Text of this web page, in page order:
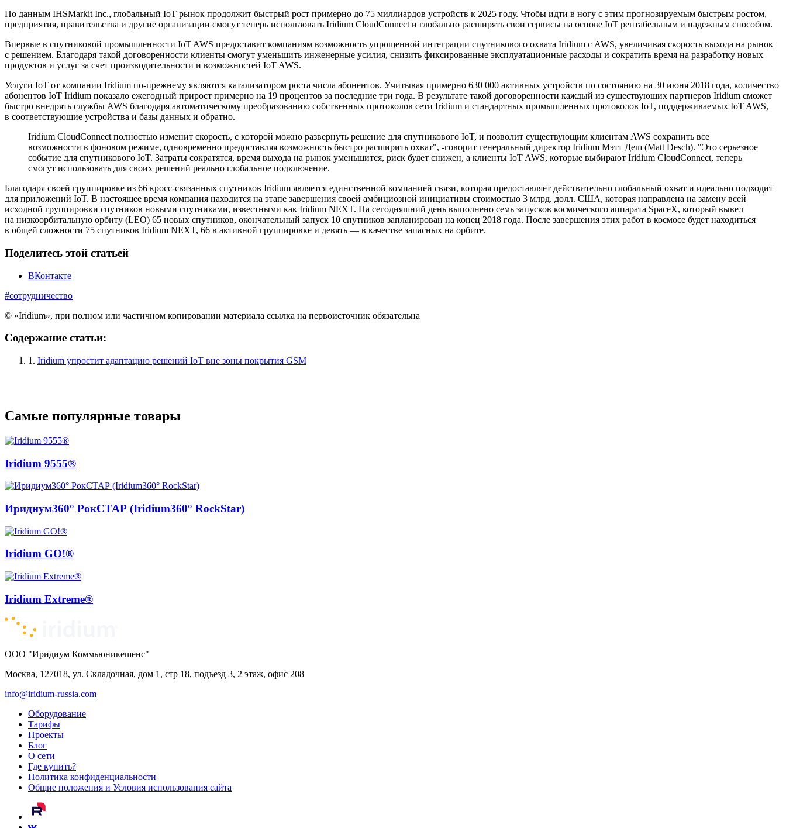
По данным IHSMarkit Inc., глобальный IoT рынок продолжит быстрый рост примерно до 75 миллиардов устройств к 2025 году. Чтобы идти в ногу с этим прогнозируемым быстрым ростом,
предприятия, правительства и другие организации смогут теперь использовать Iridium CloudConnect и глобально расширять свои сервисы на основе IoT рентабельным и надежным способом.
Впервые в спутниковой промышленности IoT AWS предоставит компаниям возможность упрощенной интеграции спутникового охвата Iridium с AWS, увеличивая скорость выхода на рынок
с решением. Благодаря такой договоренности клиенты смогут уменьшить инженерные усилия, снизить фиксированные эксплуатационные расходы и сократить время на разработку новых
продуктов и услуг за счет производительности и возможностей IoT AWS.
Услуги IoT от компании Iridium по-прежнему являются катализатором роста числа абонентов. Учитывая примерно 630 000 активных устройств по состоянию на 30 июня 2018 года, количество
абонентов IoT Iridium показало ежегодный прирост примерно на 19 процентов за последние три года. В результате такой договоренности каждый из существующих партнеров Iridium сможет
быстро внедрять службы AWS благодаря автоматическому преобразованию собственных протоколов сети Iridium и стандартных промышленных протоколов IoT, поддерживаемых IoT AWS,
в соответствующие устройства и базы данных и обратно.
Iridium CloudConnect полностью изменит скорость, с которой можно развернуть решение для спутникового IoT, и позволит существующим клиентам AWS сохранить все
возможности в фоновом режиме, одновременно предоставляя возможность быстро расширить охват", -говорит генеральный директор Iridium Мэтт Деш (Matt Desch). "Это серьезное
событие для спутникового IoT. Затраты сократятся, время выхода на рынок уменьшится, риск будет снижен, а клиенты IoT AWS, которые выбирают Iridium CloudConnect, теперь
смогут использовать для своих решений реально глобальное подключение.
Благодаря своей группировке из 66 кросс-связанных спутников Iridium является единственной компанией связи, которая предоставляет действительно глобальный охват и идеально подходит
для приложений IoT. В настоящее время компания находится на этапе завершения своей амбициозной инициативы стоимостью 3 млрд. долл. США, которая направлена на замену всей
исходной группировки спутников новыми спутниками, известными как Iridium NEXT. На сегодняшний день выполнено семь запусков космического аппарата SpaceX, который вывел
на низкоорбитальную орбиту (LEO) 65 новых спутников, окончательный запуск 10 спутников запланирован на конец 2018 года. После завершения этих работ в космосе будет находиться
в общей сложности 75 спутников Iridium NEXT, 66 в активной группировке и девять — в качестве запасных на орбите.
Поделитесь этой статьей
ВКонтакте
#сотрудничество
© «Iridium», при полном или частичном копировании материала ссылка на первоисточник обязательна
Содержание статьи:
1. Iridium упростит адаптацию решений IoT вне зоны покрытия GSM
Самые популярные товары
Iridium 9555®
Иридиум360° РокСТАР (Iridium360° RockStar)
Iridium GO!®
Iridium Extreme®
ООО "Иридиум Коммьюникешенс"
Москва, 127018, ул. Складочная, дом 1, стр 18, подъезд 3, 2 этаж, офис 208
info@iridium-russia.com
Оборудование
Тарифы
Проекты
Блог
О сети
Где купить?
Политика конфиденциальности
Общие положения и Условия использования сайта